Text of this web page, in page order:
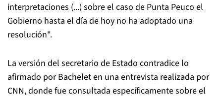
interpretaciones (...) sobre el caso de Punta Peuco el
Gobierno hasta el día de hoy no ha adoptado una
resolución".
La versión del secretario de Estado contradice lo
afirmado por Bachelet en una entrevista realizada por
CNN, donde fue consultada específicamente sobre el